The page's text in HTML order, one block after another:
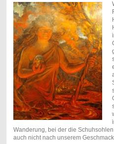
Wanderung, bei der die
auch nicht nach unserem